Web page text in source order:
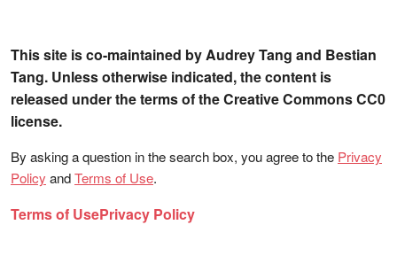
This site is co-maintained by Audrey Tang and Bestian
Tang. Unless otherwise indicated, the content is
released under the terms of the Creative Commons CC0
license.
By asking a question in the search box, you agree to the Privacy
Policy andTerms of Use.
Terms of UsePrivacy Policy